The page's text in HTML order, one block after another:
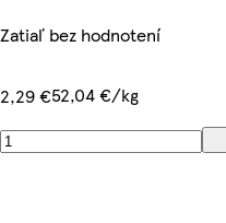
Zatiaľ bez hodnotení
2,29 €52,04 €/kg